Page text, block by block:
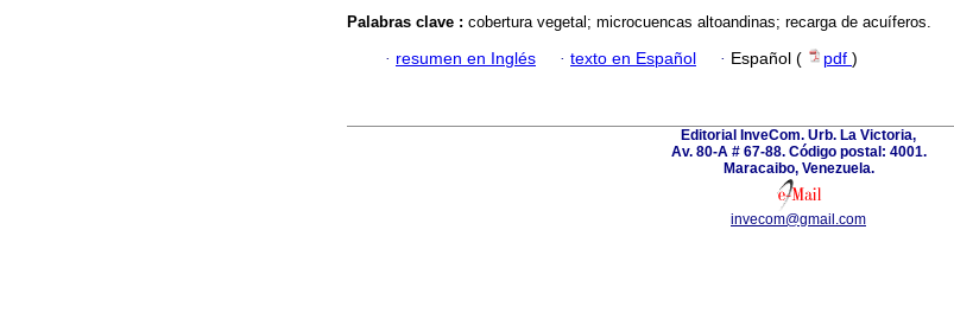
Palabras clave : cobertura vegetal; microcuencas altoandinas; recarga de acuíferos.
· resumen en Inglés · texto en Español · Español ( pdf )
Editorial InveCom. Urb. La Victoria,
Av. 80-A # 67-88. Código postal: 4001.
Maracaibo, Venezuela.
invecom@gmail.com